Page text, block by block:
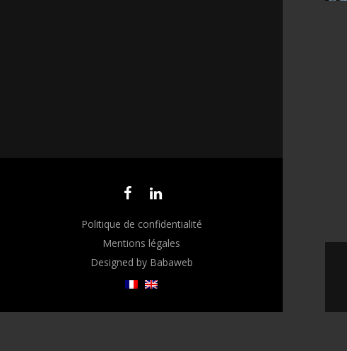
Politique de confidentialité
Mentions légales
Designed by Babaweb